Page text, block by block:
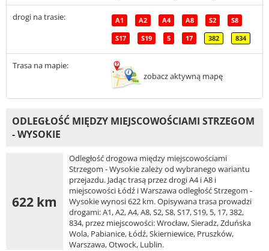
drogi na trasie: A1 A2 A4 A8 S2 S8
S17 S19 5 17 382 834
Trasa na mapie:
zobacz aktywną mapę
ODLEGŁOŚĆ MIĘDZY MIEJSCOWOŚCIAMI STRZEGOM
- WYSOKIE
622 km
Odległość drogowa między miejscowościami
Strzegom - Wysokie zależy od wybranego wariantu
przejazdu. Jadąc trasą przez drogi A4 i A8 i
miejscowości Łódź i Warszawa odległość Strzegom -
Wysokie wynosi 622 km. Opisywana trasa prowadzi
drogami: A1, A2, A4, A8, S2, S8, S17, S19, 5, 17, 382,
834, przez miejscowości: Wrocław, Sieradz, Zduńska
Wola, Pabianice, Łódź, Skierniewice, Pruszków,
Warszawa, Otwock, Lublin.